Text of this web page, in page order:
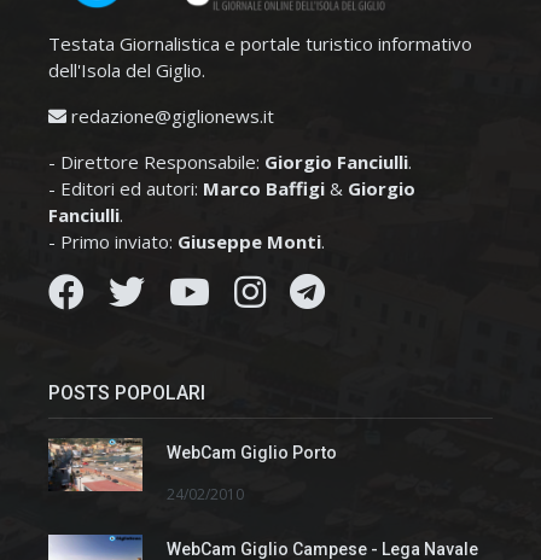
Testata Giornalistica e portale turistico informativo
dell'Isola del Giglio.
redazione@giglionews.it
- Direttore Responsabile: Giorgio Fanciulli.
- Editori ed autori: Marco Baffigi & Giorgio
Fanciulli.
- Primo inviato: Giuseppe Monti.
POSTS POPOLARI
WebCam Giglio Porto
24/02/2010
WebCam Giglio Campese - Lega Navale